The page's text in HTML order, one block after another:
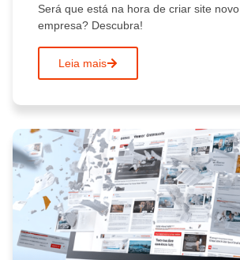
Será que está na hora de criar site
empresa? Descubra!
Leia mais